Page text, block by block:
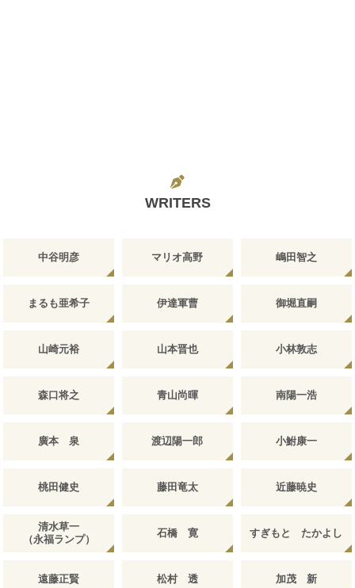
WRITERS
中谷明彦 マリオ高野 嶋田智之
まるも亜希子 伊達軍曹 御堀直嗣
山崎元裕 山本晋也 小林敦志
森口将之 青山尚暉 南陽一浩
廣本 泉 渡辺陽一郎 小鮒康一
桃田健史 藤田竜太 近藤暁史
清水草一
（永福ランプ）
石橋 寛 すぎもと たかよし
遠藤正賢 松村 透 加茂 新